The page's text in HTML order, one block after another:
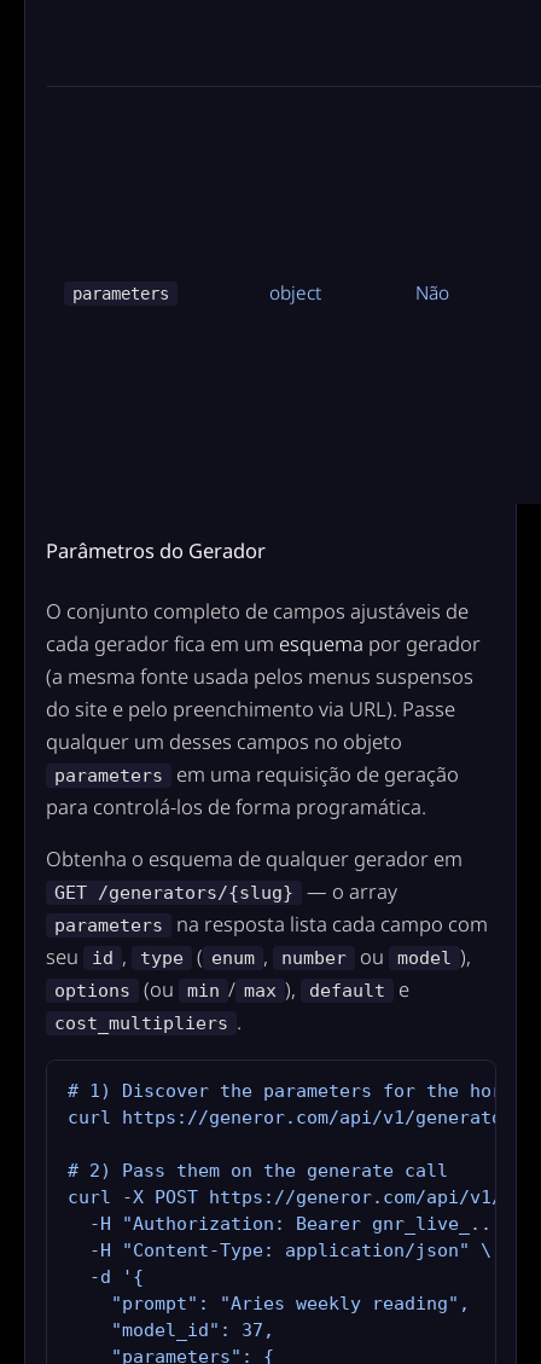
parameters object Não
Parâmetros do Gerador
O conjunto completo de campos ajustáveis de
cada gerador fica em um esquema por gerador
(a mesma fonte usada pelos menus suspensos
do site e pelo preenchimento via URL). Passe
qualquer um desses campos no objeto
parameters
em uma requisição de geração
para controlá-los de forma programática.
Obtenha o esquema de qualquer gerador em
GET /generators/{slug} — o array
parameters
na resposta lista cada campo com
seu
id , type ( enum , number ou model ),
options (ou min / max ), default e
cost_multipliers .
# 1) Discover the parameters for the
curl https://generor.com/api/v1/generators/
# 2) Pass them on the generate call
curl -X POST https://generor.com/api/v1/
  -H "Authorization: Bearer gnr_live_..." \
  -H "Content-Type: application/json" \
  -d '{
    "prompt": "Aries weekly reading",
    "model_id": 37,
    "parameters": {